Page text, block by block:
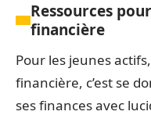
Ressources
financière
Pour les jeunes
financière, c’est se
ses finances avec